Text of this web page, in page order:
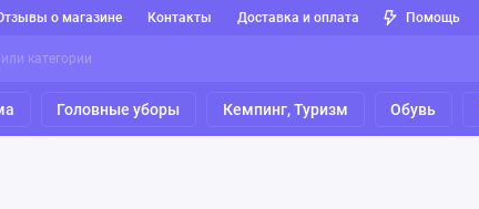
о магазине Контакты Доставка и оплата Помощь
Головные уборы Кемпинг, Туризм Обувь